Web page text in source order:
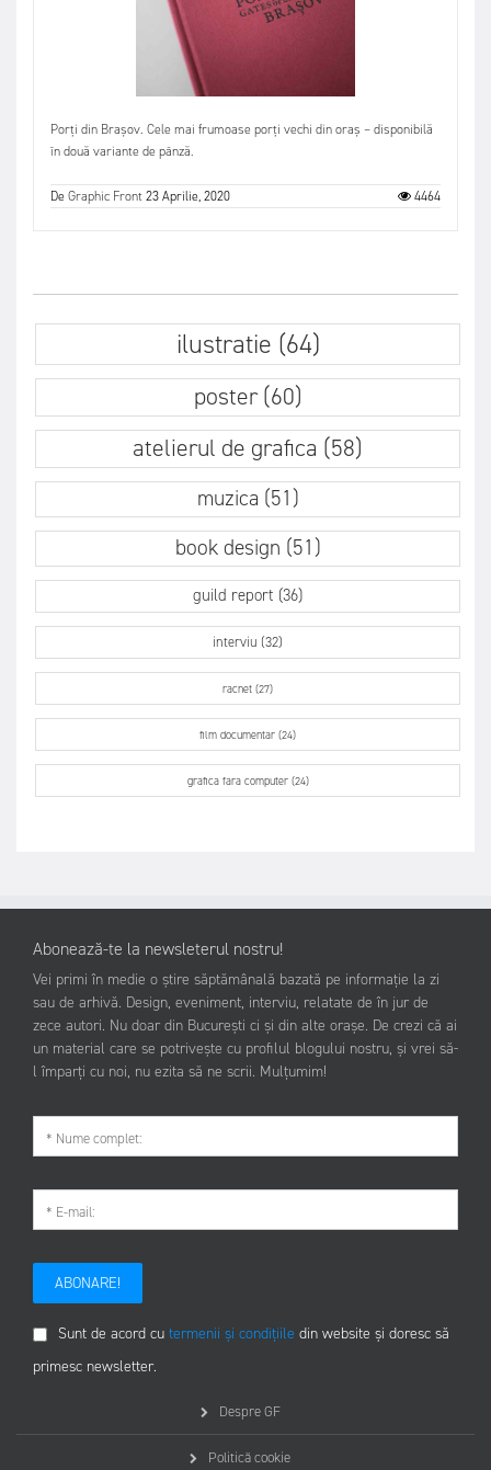
Porți din Brașov. Cele mai frumoase porți vechi din oraș – disponibilă
în două variante de pânză.
DeGraphic Front23 Aprilie, 2020 4464
ilustratie (64)
poster (60)
atelierul de grafica (58)
muzica (51)
book design (51)
guild report (36)
interviu (32)
racnet (27)
film documentar (24)
grafica fara computer (24)
Abonează-te la newsleterul nostru!
Vei primi în medie o știre săptămânală bazată pe informație la zi
sau de arhivă. Design, eveniment, interviu, relatate de în jur de
zece autori. Nu doar din București ci și din alte orașe. De crezi că ai
un material care se potrivește cu profilul blogului nostru, și vrei să-
l împarți cu noi, nu ezita să ne scrii. Mulțumim!
ABONARE!
Sunt de acord cu termenii și condițiile din website și doresc să
primesc newsletter.
Despre GF
Politică cookie